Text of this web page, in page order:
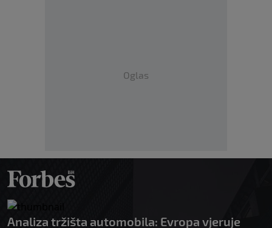
Oglas
Analiza tržišta automobila: Evropa vjeruje